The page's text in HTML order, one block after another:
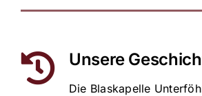
Unsere
Die Blaskapelle